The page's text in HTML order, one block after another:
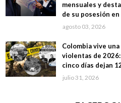
mensuales y
de su posesión en
agosto 03, 2026
Colombia vive una
violentas de
cinco días dejan
julio 31, 2026